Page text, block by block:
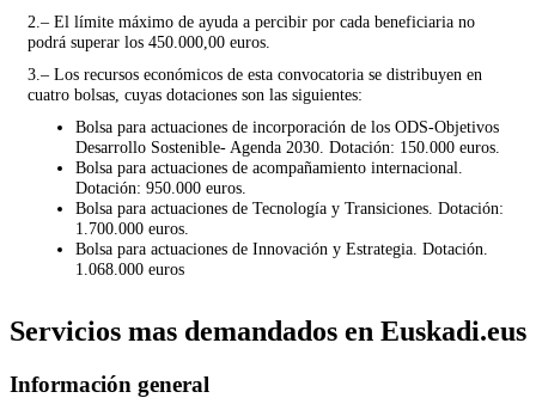
2.– El límite máximo de ayuda a percibir por cada beneficiaria no
podrá superar los 450.000,00 euros.
3.– Los recursos económicos de esta convocatoria se distribuyen en
cuatro bolsas, cuyas dotaciones son las siguientes:
Bolsa para actuaciones de incorporación de los ODS-Objetivos
Desarrollo Sostenible- Agenda 2030. Dotación: 150.000 euros.
Bolsa para actuaciones de acompañamiento internacional.
Dotación: 950.000 euros.
Bolsa para actuaciones de Tecnología y Transiciones. Dotación:
1.700.000 euros.
Bolsa para actuaciones de Innovación y Estrategia. Dotación.
1.068.000 euros
Servicios mas demandados en Euskadi.eus
Información general